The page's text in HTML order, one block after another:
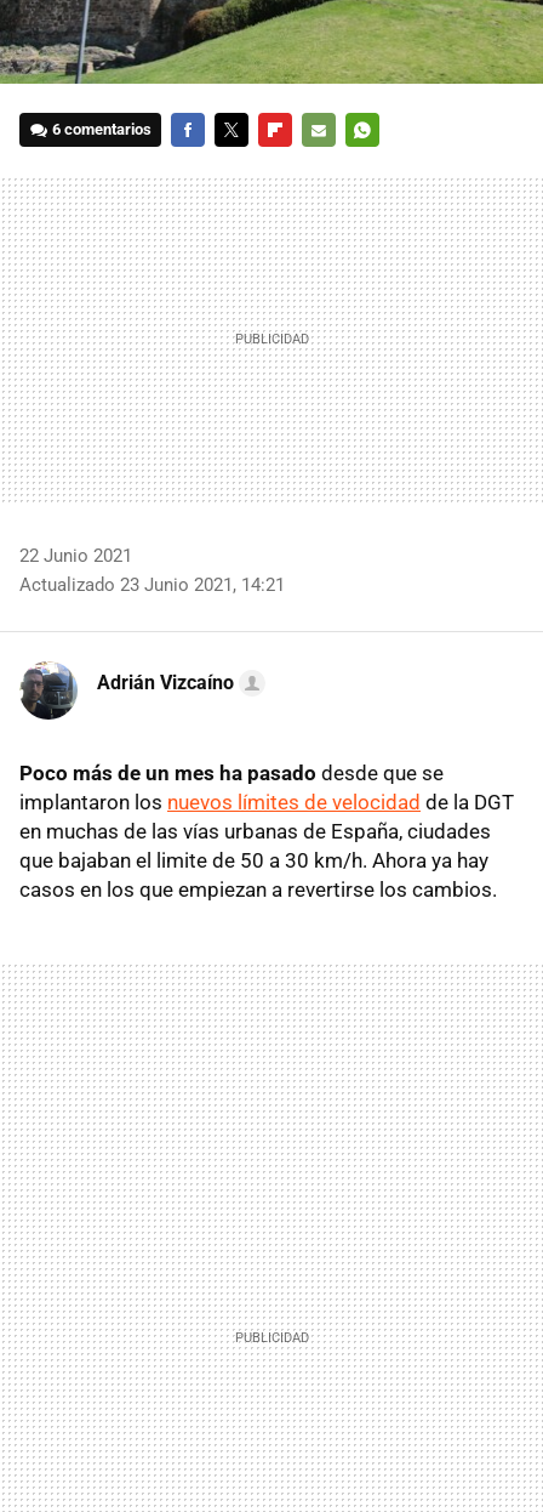
6 comentarios
MAIL
22 Junio 2021
Actualizado 23 Junio 2021, 14:21
Adrián Vizcaíno
Poco más de un mes ha pasado desde que se
implantaron los nuevos límites de velocidad de la DGT
en muchas de las vías urbanas de España, ciudades
que bajaban el limite de 50 a 30 km/h. Ahora ya hay
casos en los que empiezan a revertirse los cambios.